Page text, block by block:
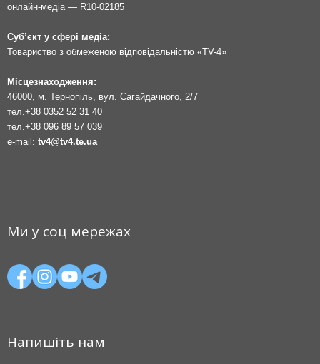
онлайн-медіа — R10-02185
Суб’єкт у сфері медіа:
Товариство з обмеженою відповідальністю «TV-4»
Місцезнаходження:
46000, м. Тернопіль, вул. Сагайдачного, 2/7
тел. +38 0352 52 31 40
тел. +38 096 89 57 039
e-mail: tv4@tv4.te.ua
Ми у соц мережах
Напишіть нам